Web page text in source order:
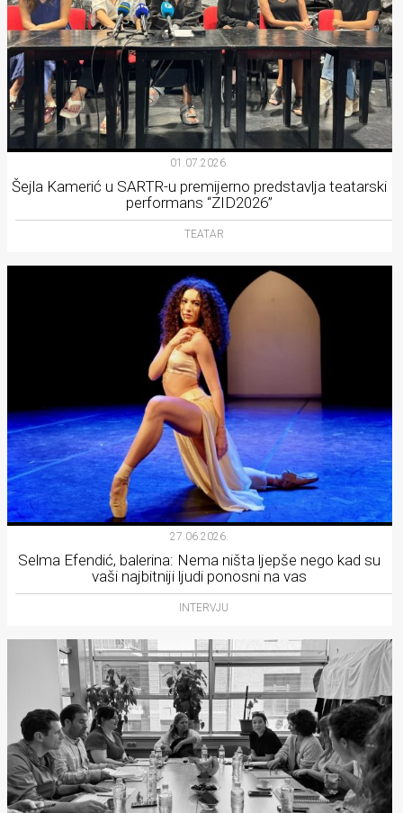
01.07.2026.
Šejla Kamerić u SARTR-u premijerno predstavlja teatarski
performans “ZID2026”
TEATAR
27.06.2026.
Selma Efendić, balerina: Nema ništa ljepše nego kad su
vaši najbitniji ljudi ponosni na vas
INTERVJU